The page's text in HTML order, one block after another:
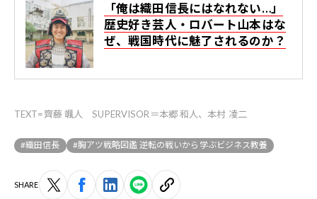
「俺は織田信長にはなれない…」
歴史好き芸人・ロバート山本はな
ぜ、戦国時代に魅了されるのか？
TEXT=齊藤 颯人 SUPERVISOR＝本郷 和人、本村 凌二
#織田信長 #胸アツ戦略図鑑 逆転の戦いから学ぶビジネス教養
SHARE